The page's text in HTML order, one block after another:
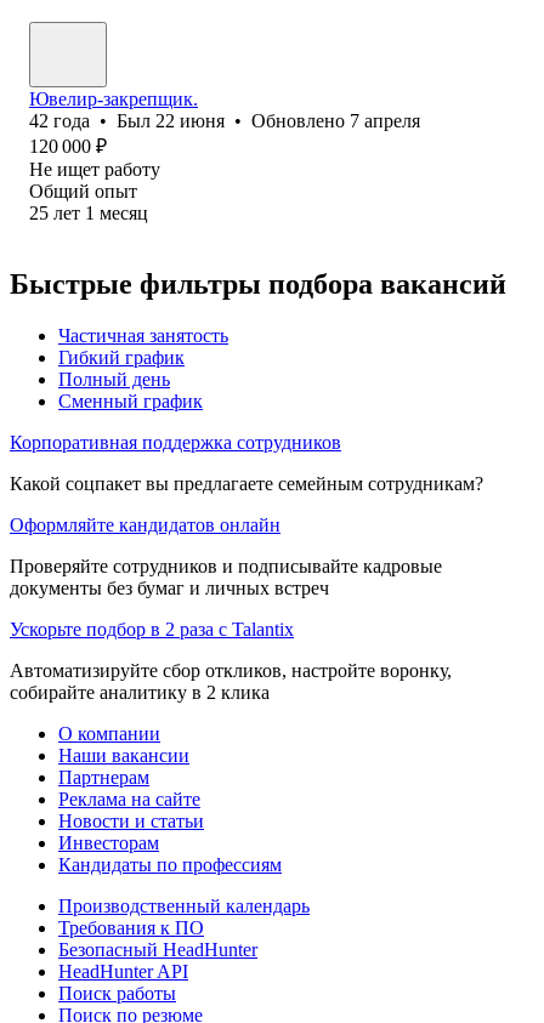
Ювелир-закрепщик.
42 года • Был 22 июня • Обновлено 7 апреля
120 000 ₽
Не ищет работу
Общий опыт
25 лет 1 месяц
Быстрые фильтры подбора вакансий
Частичная занятость
Гибкий график
Полный день
Сменный график
Корпоративная поддержка сотрудников
Какой соцпакет вы предлагаете семейным сотрудникам?
Оформляйте кандидатов онлайн
Проверяйте сотрудников и подписывайте кадровые
документы без бумаг и личных встреч
Ускорьте подбор в 2 раза с Talantix
Автоматизируйте сбор откликов, настройте воронку,
собирайте аналитику в 2 клика
О компании
Наши вакансии
Партнерам
Реклама на сайте
Новости и статьи
Инвесторам
Кандидаты по профессиям
Производственный календарь
Требования к ПО
Безопасный HeadHunter
HeadHunter API
Поиск работы
Поиск по резюме